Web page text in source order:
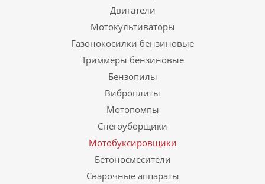
Двигатели
Мотокультиваторы
Газонокосилки бензиновые
Триммеры бензиновые
Бензопилы
Виброплиты
Мотопомпы
Снегоуборщики
Мотобуксировщики
Бетоносмесители
Сварочные аппараты